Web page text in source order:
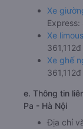
Xe
Xe
361,112đ
Xe ghế
361,112đ
e. Thông tin
Pa - Hà Nội
Địa chỉ